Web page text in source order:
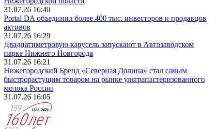
31.07.26 16:40
Portal DA объединил более 400 тыс. инвесторов и продавцов
активов
31.07.26 16:29
Двадцатиметровую карусель запускают в Автозаводском
парке Нижнего Новгорода
31.07.26 16:21
Нижегородский Бренд «Северная Долина» стал самым
быстрорастущим товаром на рынке ультрапастеризованного
молока России
31.07.26 16:05